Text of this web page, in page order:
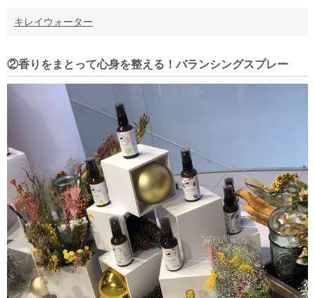
キレイウォーター
②香りをまとって心身を整える！バランシングスプレー